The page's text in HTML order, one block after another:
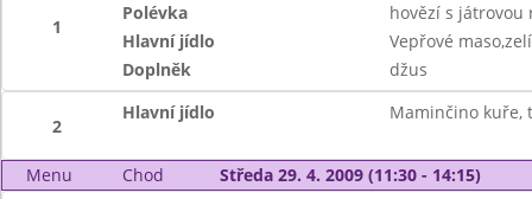
1
Polévka
hovězí s játrovou
Hlavní jídlo
Vepřové
Doplněk
džus
2
Hlavní jídlo Maminčino kuře,
Menu Chod Středa 29. 4. 2009 (11:30 - 14:15)